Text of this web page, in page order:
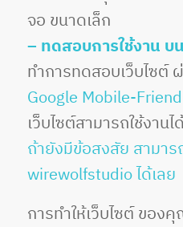
จอ ขนาดเล็ก
– ทดสอบการใช้งาน
ทำการทดสอบเว็บไซต์
Google Mobile-
เว็บไซต์สามารถใช้งา
ถ้ายังมีข้อสงสัย สามา
wirewolfstudio ได้เลย
การทำให้เว็บไซต์ ของ